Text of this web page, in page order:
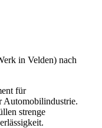
in Velden) nach
für
Automobilindustrie.
strenge